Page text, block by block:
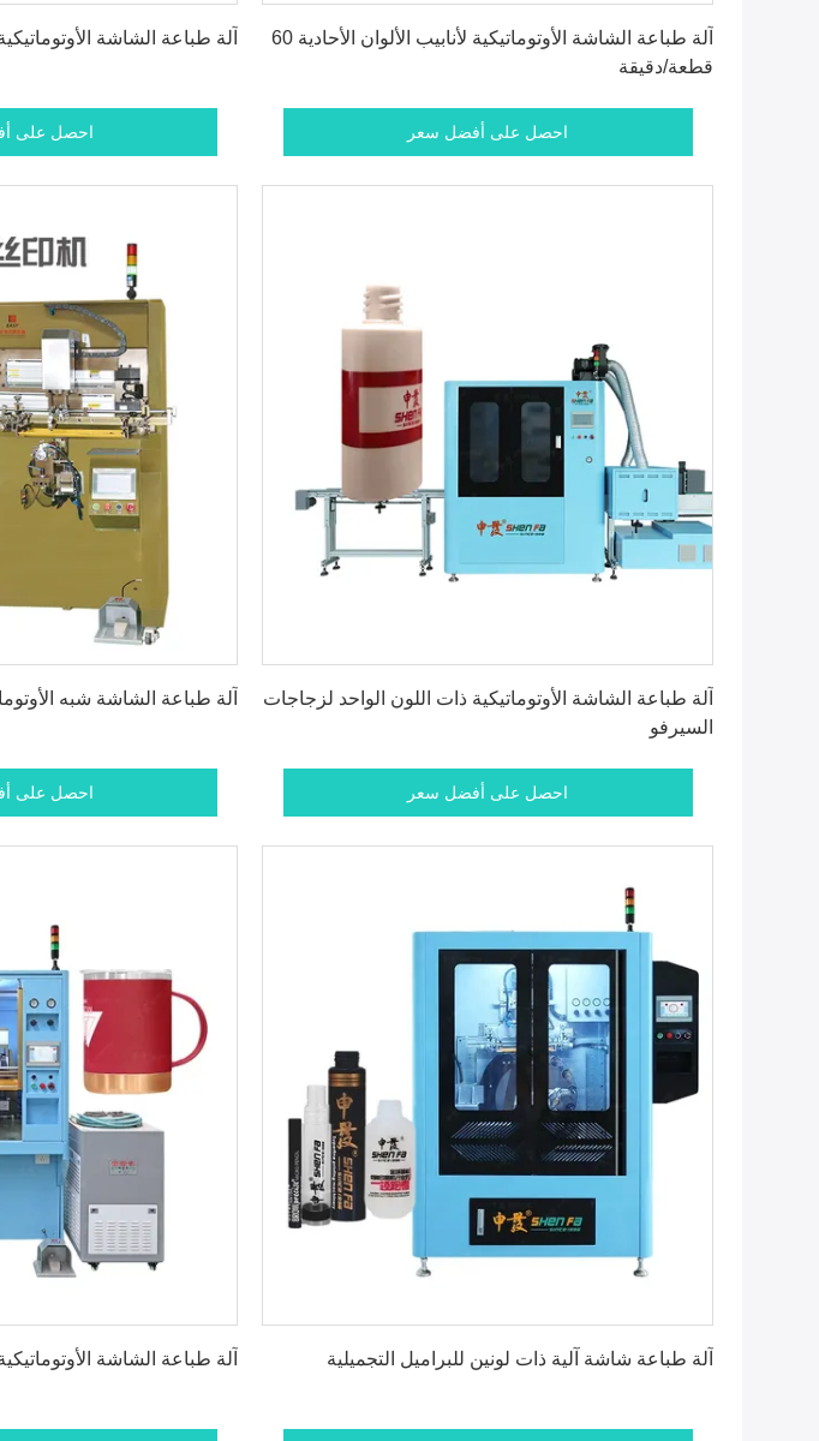
آلة طباعة الشاشة الأوتوماتيكية لأنابيب الألوان الأحادية 60
قطعة/دقيقة
احصل على أفضل سعر
آلة طباعة الشاشة
احصل على
آلة طباعة الشاشة الأوتوماتيكية ذات اللون الواحد لزجاجات
السيرفو
احصل على أفضل سعر
آلة طباعة الشاشة شبه
احصل على
آلة طباعة شاشة آلية ذات لونين للبراميل التجميلية آلة طباعة الشاشة